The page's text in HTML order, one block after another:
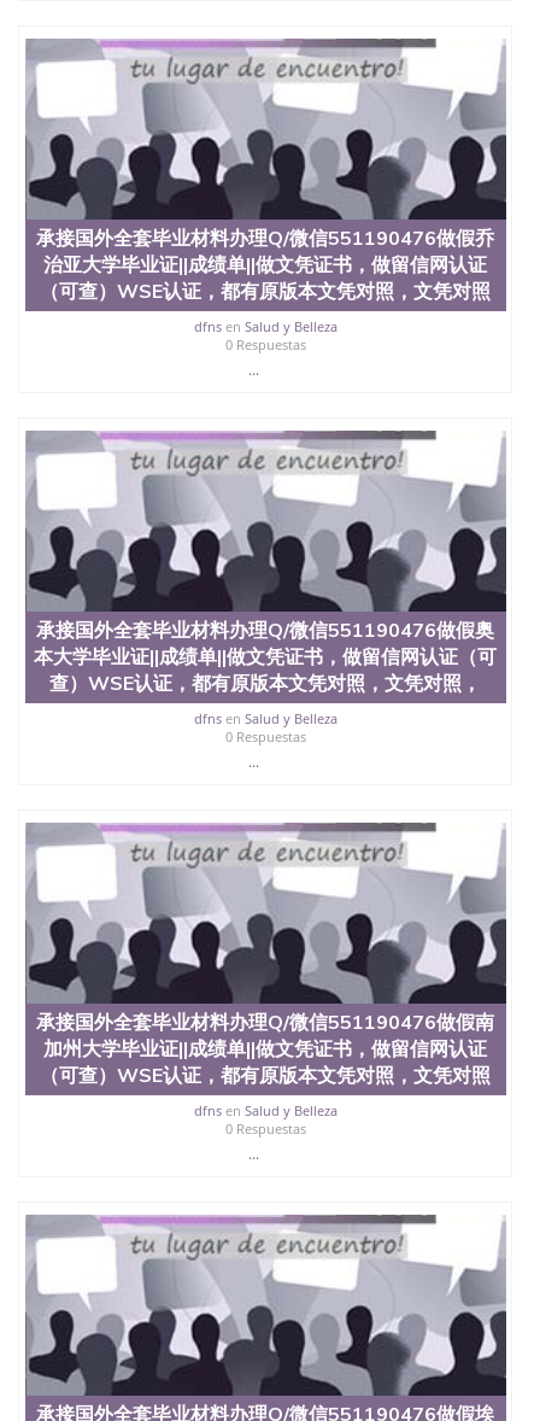
551190476 网上买文凭可靠吗QQ微信551190476买国
外文凭质量QQ微信551190476国外本科毕业证怎么办
理QQ微信551190476国外大学文凭真制作QQ微信
551190476办国外文凭可找工作QQ微信551190476国
外大学有毕业证QQ微信551190476办理国外毕业证价
格QQ微信551190476国外编号查询QQ微信551190476
办理国外文凭要交定金吗QQ微信551190476办国外可
查文凭QQ微信551190476网上购买真文凭可信吗QQ
微信551190476学士学位证书查询机构QQ微信
551190476 国外资格证书办理QQ微信551190476如何
办理学历认证QQ微信551190476海外文凭认证办理
QQ微信551190476 圣何塞州立大学（San Jose State
University, 又译为“圣荷西州立大学”）成立于1857
年，简称SJSU，是加州历史悠久的大学之一，也是美
西地区的公立大学之一。位于圣何塞市San Jose中
心，占地154公顷。它是一所位于加利福尼亚州的著
教育质量，被《福克斯》杂志评选为全美50强公立综
合性大学，每年有来自世界各地的成百上千的海外学
生前往求学。 至今，这是一所在世界上享有学术地
位、声誉、实习机会和影响力的高等教育机构，并获
誉为美国本科教育质量的核心代表。其计算机系与会
计系更是在当今美国大学教学排名中表现优异。其毕
业生大多可以在其所处地域的世界硅谷中心得到工作
机会。许多硅谷公司甚至在学生大三和大四的学期提
供许多相应科系的实习机会。无论是加州大学系统
(UC)，还是加州州立大学系统(CSU), 圣何塞州立大学
都占据着加州所有大学中的地理位置。 圣何塞州立大
学座落于硅谷(Silicon Valley), 于附近的旧金山-圣何塞
地区为全美的重要科技中心。约有学生三万人，超过
134种学士学科和65个硕士学科，并有来自世界60余
国的学生来此就读。其有名的科系如计算机科学，电
也吸引了众多不同国家的专业人士前来研究与学习。
二、办理流程： 1、收集客户办理信息； 2、客户付
定金下单； 3、公司确认到账转制作点做电子图；
4、电子图做好发给客户确认； 5、电子图确认好转成
品部做成品； 6、成品做好拍照或者视频确认再付余
款； 7、快递给客户（国内顺丰，国外DHL）。 三、
真实网上可查的证明材料 1、教育部学历学位认证，
留服真实存档可查，存档。 2、留学回国人员证明
（使馆认证），使馆网站真实存档可查。 3、留信网
真实可查认证办理，存档可查，终身受用。 四、办理
流程农业科学院、艺术与建筑学院、商学院、交流学
院、地球及物质科学院、教育学院、工程学院、健康
与人类发展学院、信息工程与科学学院、人文学院、
护理学院、科学学院等。学校的教育学院排名在全美
前十名，工学院排名在前十五名，且继续攀升中。纽
程、经济、医学、护理、文学、音乐、生物学、统计
学、美术、电子工程、天文学、农业、环境污染控
制、历史、电气工程、生物工程、建筑设计、工商管
理、材料科学、机械工程、航天工程、土木工程、数
学、化学、英语、社会科学、心理学、戏剧、市场营
销、机械工程、计算机科学、物理学、人工智能、商
科、金融专业 1、客户提供相关材料，确定客户办理
信息，给出操作方案； 2、补充毕业证成绩单等相关
材料； 3、留服注册申请账号，付定金； 4、预约递
承接国外全套毕业材料办理Q/微信551190476做假乔
治亚大学毕业证||成绩单||做文凭证书，做留信网认证
（可查）WSE认证，都有原版本文凭对照，文凭对照
dfnsen Salud y Belleza
0 Respuestas
...
承接国外全套毕业材料办理Q/微信551190476做假奥
本大学毕业证||成绩单||做文凭证书，做留信网认证（可
查）WSE认证，都有原版本文凭对照，文凭对照，
dfnsen Salud y Belleza
0 Respuestas
...
承接国外全套毕业材料办理Q/微信551190476做假南
加州大学毕业证||成绩单||做文凭证书，做留信网认证
（可查）WSE认证，都有原版本文凭对照，文凭对照
dfnsen Salud y Belleza
0 Respuestas
...
承接国外全套毕业材料办理Q/微信551190476做假埃